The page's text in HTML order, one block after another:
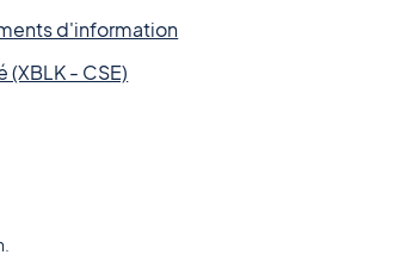
d'information
- CSE)